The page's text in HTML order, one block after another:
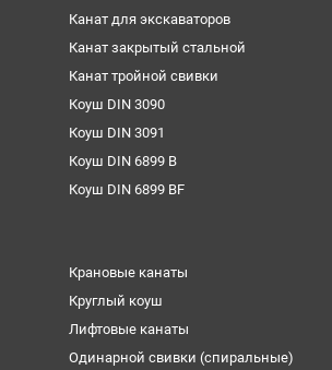
Канат для экскаваторов
Канат закрытый стальной
Канат тройной свивки
Коуш DIN 3090
Коуш DIN 3091
Коуш DIN 6899 B
Коуш DIN 6899 BF
Крановые канаты
Круглый коуш
Лифтовые канаты
Одинарной свивки (спиральные)